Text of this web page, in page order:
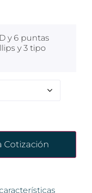
y 6 puntas
y 3 tipo
Cotización